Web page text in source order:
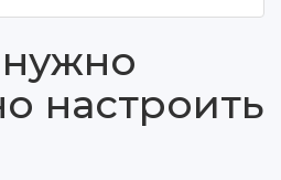
настроить